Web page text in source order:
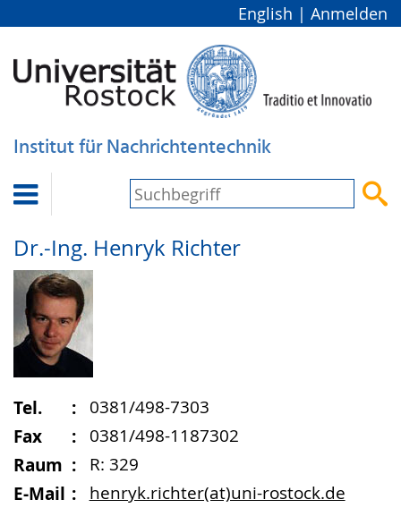
English | Anmelden
Institut für Nachrichtentechnik
 
Dr.-Ing. Henryk Richter
Tel. 0381/498-7303
Fax 0381/498-1187302
Raum R: 329
E-Mail henryk.richter(at)uni-rostock.de